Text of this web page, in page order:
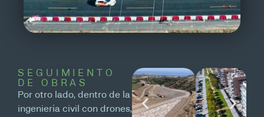
SEGUIMIENTO
DE OBRAS
Por otro lado, dentro de la
ingeniería civil con drones,